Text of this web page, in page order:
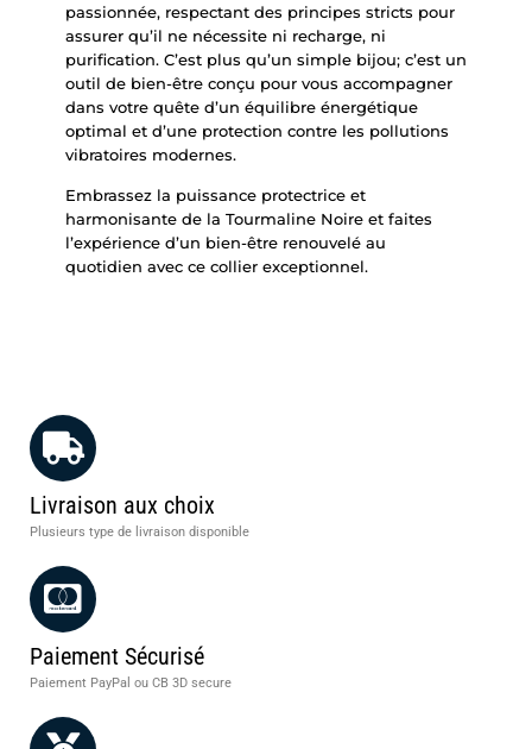
passionnée, respectant des principes stricts pour
assurer qu’il ne nécessite ni recharge, ni
purification. C’est plus qu’un simple bijou; c’est un
outil de bien-être conçu pour vous accompagner
dans votre quête d’un équilibre énergétique
optimal et d’une protection contre les pollutions
vibratoires modernes.
Embrassez la puissance protectrice et
harmonisante de la Tourmaline Noire et faites
l’expérience d’un bien-être renouvelé au
quotidien avec ce collier exceptionnel.
Livraison aux choix
Plusieurs type de livraison disponible
Paiement Sécurisé
Paiement PayPal ou CB 3D secure